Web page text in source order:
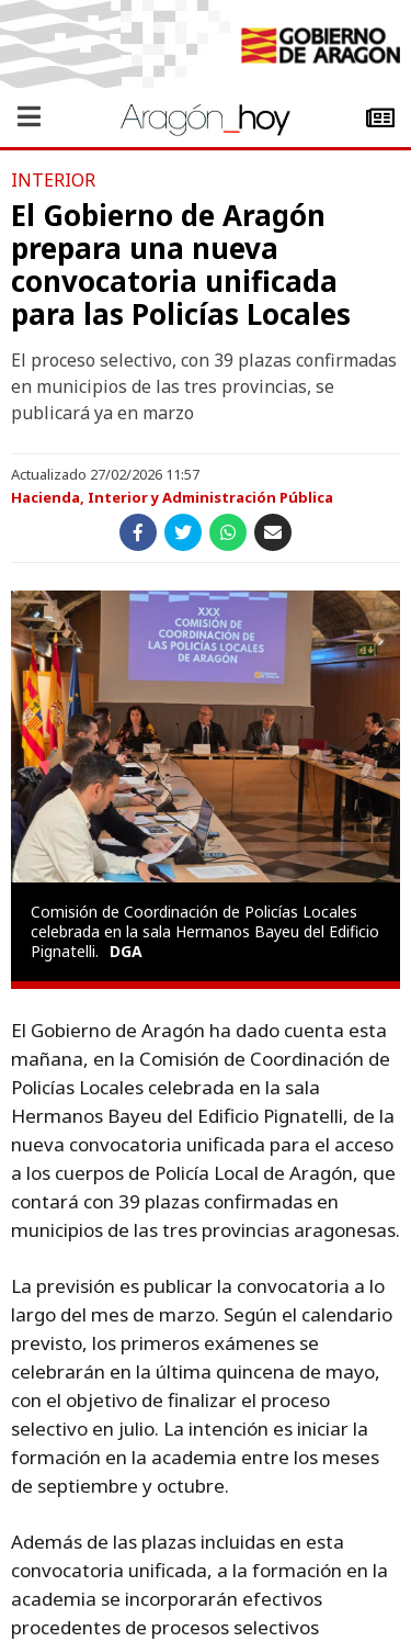
INTERIOR
El Gobierno de Aragón
prepara una nueva
convocatoria unificada
para las Policías Locales
El proceso selectivo, con 39 plazas confirmadas
en municipios de las tres provincias, se
publicará ya en marzo
Actualizado 27/02/2026 11:57
Hacienda, Interior y Administración Pública
Comisión de Coordinación de Policías Locales
celebrada en la sala Hermanos Bayeu del Edificio
Pignatelli.
DGA
El Gobierno de Aragón ha dado cuenta esta
mañana, en la Comisión de Coordinación de
Policías Locales celebrada en la sala
Hermanos Bayeu del Edificio Pignatelli, de la
nueva convocatoria unificada para el acceso
a los cuerpos de Policía Local de Aragón, que
contará con 39 plazas confirmadas en
municipios de las tres provincias aragonesas.
La previsión es publicar la convocatoria a lo
largo del mes de marzo. Según el calendario
previsto, los primeros exámenes se
celebrarán en la última quincena de mayo,
con el objetivo de finalizar el proceso
selectivo en julio. La intención es iniciar la
formación en la academia entre los meses
de septiembre y octubre.
Además de las plazas incluidas en esta
convocatoria unificada, a la formación en la
academia se incorporarán efectivos
procedentes de procesos selectivos